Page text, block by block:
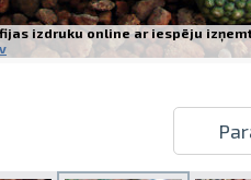
izdruku online ar iespēju